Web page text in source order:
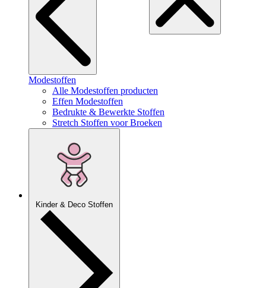
Modestoffen
Alle Modestoffen producten
Effen Modestoffen
Bedrukte & Bewerkte Stoffen
Stretch Stoffen voor Broeken
Kinder & Deco Stoffen